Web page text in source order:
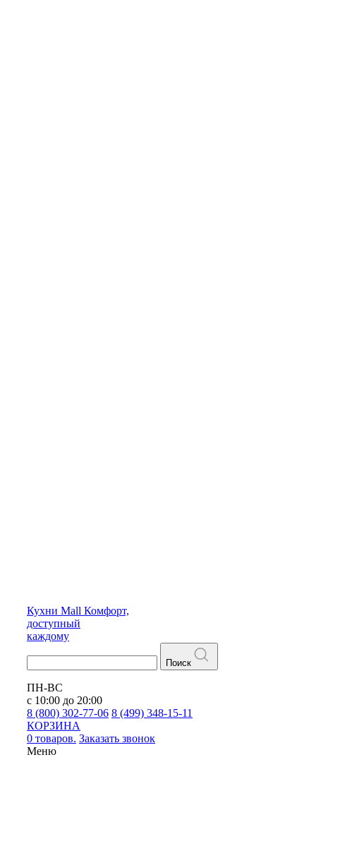
Кухни Mall Комфорт,
доступный
каждому
Поиск
ПН-ВС
с 10:00 до 20:00
8 (800) 302-77-06 8 (499) 348-15-11
КОРЗИНА
0 товаров. Заказать звонок
Меню